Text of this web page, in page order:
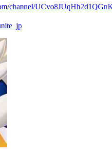
channel/